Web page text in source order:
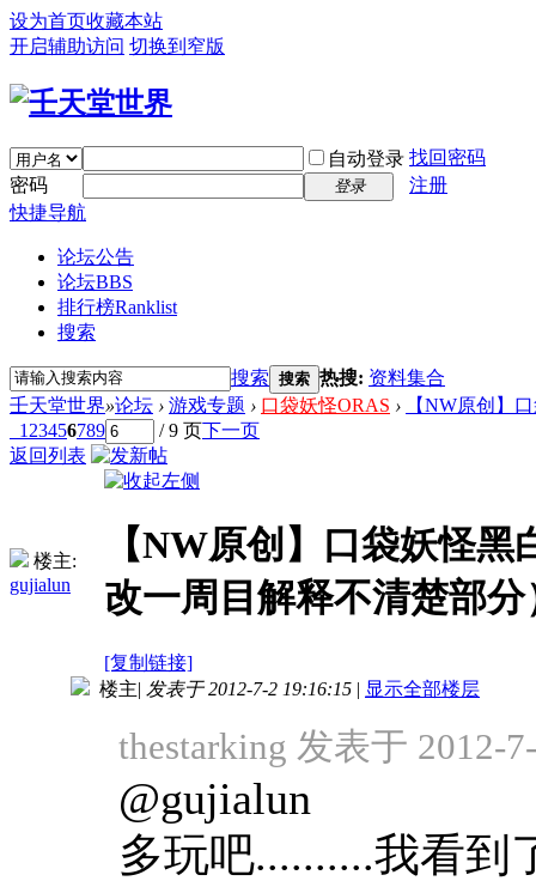
设为首页收藏本站
开启辅助访问 切换到窄版
自动登录 找回密码
密码
登录
注册
快捷导航
论坛公告
论坛BBS
排行榜Ranklist
搜索
搜索 搜索 热搜: 资料集合
壬天堂世界»论坛 › 游戏专题 › 口袋妖怪ORAS ›
【NW原创】
1 23456789 / 9 页下一页
返回列表
楼主:
gujialun
【NW原创】口袋妖怪
改一周目解释不清楚部分
[复制链接]
楼主| 发表于 2012-7-2 19:16:15 | 显示全部楼层
thestarking 发表于 2012-
@gujialun
多玩吧..........我看到